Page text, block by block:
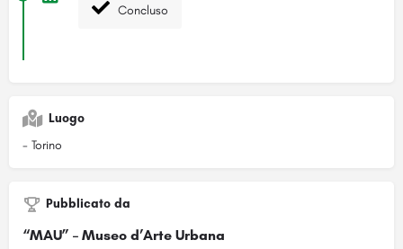
Concluso
Luogo
- Torino
Pubblicato da
“MAU” – Museo d’Arte Urbana